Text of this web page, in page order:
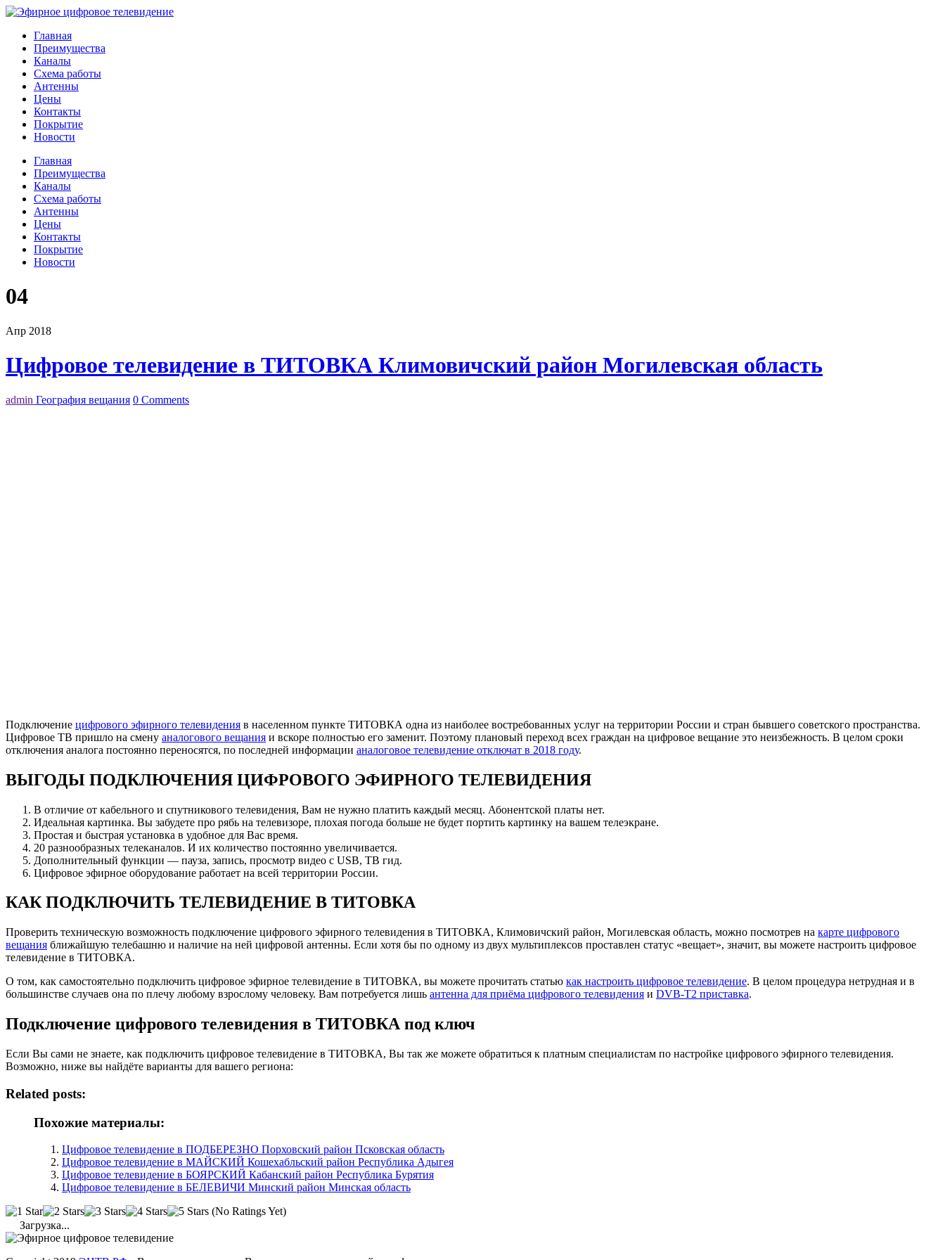
Главная
Преимущества
Каналы
Схема работы
Антенны
Цены
Контакты
Покрытие
Новости
Главная
Преимущества
Каналы
Схема работы
Антенны
Цены
Контакты
Покрытие
Новости
04
Апр 2018
Цифровое телевидение в ТИТОВКА Климовичский район Могилевская область
admin География вещания 0 Comments
Подключение цифрового эфирного телевидения в населенном пункте ТИТОВКА одна из наиболее востребованных услуг на территории России и стран бывшего советского пространства.
Цифровое ТВ пришло на смену аналогового вещания и вскоре полностью его заменит. Поэтому плановый переход всех граждан на цифровое вещание это неизбежность. В целом сроки
отключения аналога постоянно переносятся, по последней информации аналоговое телевидение отключат в 2018 году.
ВЫГОДЫ ПОДКЛЮЧЕНИЯ ЦИФРОВОГО ЭФИРНОГО ТЕЛЕВИДЕНИЯ
В отличие от кабельного и спутникового телевидения, Вам не нужно платить каждый месяц. Абонентской платы нет.
Идеальная картинка. Вы забудете про рябь на телевизоре, плохая погода больше не будет портить картинку на вашем телеэкране.
Простая и быстрая установка в удобное для Вас время.
20 разнообразных телеканалов. И их количество постоянно увеличивается.
Дополнительный функции — пауза, запись, просмотр видео с USB, ТВ гид.
Цифровое эфирное оборудование работает на всей территории России.
КАК ПОДКЛЮЧИТЬ ТЕЛЕВИДЕНИЕ В ТИТОВКА
Проверить техническую возможность подключение цифрового эфирного телевидения в ТИТОВКА, Климовичский район, Могилевская область, можно посмотрев на карте цифрового
вещания ближайшую телебашню и наличие на ней цифровой антенны. Если хотя бы по одному из двух мультиплексов проставлен статус «вещает», значит, вы можете настроить цифровое
телевидение в ТИТОВКА.
О том, как самостоятельно подключить цифровое эфирное телевидение в ТИТОВКА, вы можете прочитать статью как настроить цифровое телевидение. В целом процедура нетрудная и в
большинстве случаев она по плечу любому взрослому человеку. Вам потребуется лишь антенна для приёма цифрового телевидения и DVB-T2 приставка.
Подключение цифрового телевидения в ТИТОВКА под ключ
Если Вы сами не знаете, как подключить цифровое телевидение в ТИТОВКА, Вы так же можете обратиться к платным специалистам по настройке цифрового эфирного телевидения.
Возможно, ниже вы найдёте варианты для вашего региона:
Related posts:
Похожие материалы:
Цифровое телевидение в ПОДБЕРЕЗНО Порховский район Псковская область
Цифровое телевидение в МАЙСКИЙ Кошехабльский район Республика Адыгея
Цифровое телевидение в БОЯРСКИЙ Кабанский район Республика Бурятия
Цифровое телевидение в БЕЛЕВИЧИ Минский район Минская область
(No Ratings Yet)
Загрузка...